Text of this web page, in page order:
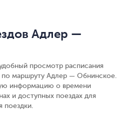
Адлер —
просмотр расписания
по маршруту Адлер — Обнинское.
информацию о времени
и доступных поездах для
поездки.